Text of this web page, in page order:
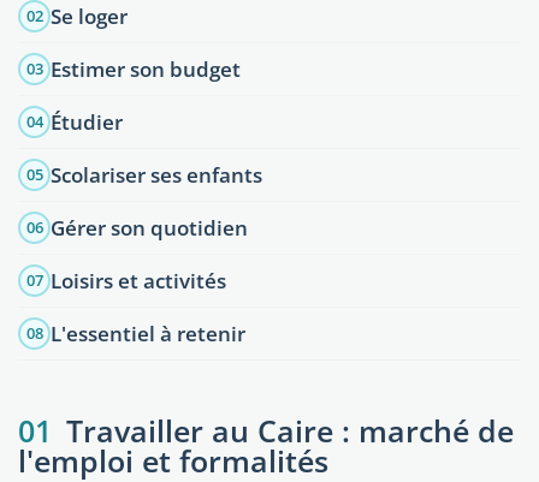
02 Se loger
03 Estimer son budget
04 Étudier
05 Scolariser ses enfants
06 Gérer son quotidien
07 Loisirs et activités
08 L'essentiel à retenir
01 Travailler au Caire : marché de
l'emploi et formalités